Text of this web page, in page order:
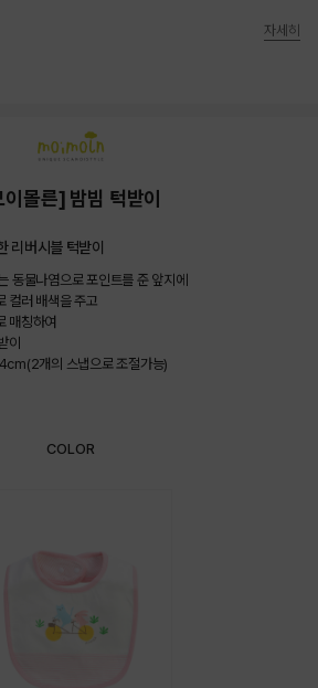
자세히
몰른] 밤빔 턱받이
리버시블 턱받이
동물나염으로 포인트를 준 앞지에
컬러 배색을 주고
매칭하여
이
개의 스냅으로 조절가능)
COLOR